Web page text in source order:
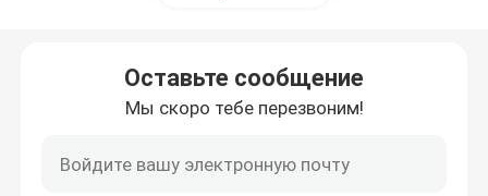
Оставьте сообщение
Мы скоро тебе перезвоним!